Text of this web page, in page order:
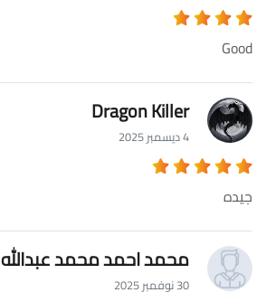
Good
Dragon Killer
4 ديسمبر 2025
جيده
محمد احمد محمد عبدالله
30 نوفمبر 2025